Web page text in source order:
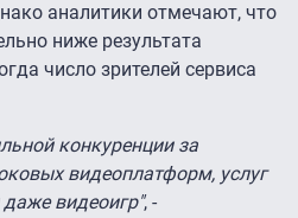
аналитики отмечают, что
ниже результата
число зрителей сервиса
конкуренции за
видеоплатформ, услуг
даже видеоигр", -